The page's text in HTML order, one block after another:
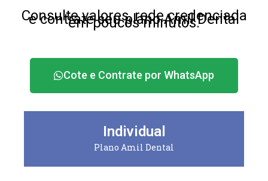
Consulte valores, rede credenciada
e contrate seu plano Amil Dental
em poucos minutos.
Cote e Contrate por WhatsApp
Individual
Plano Amil Dental